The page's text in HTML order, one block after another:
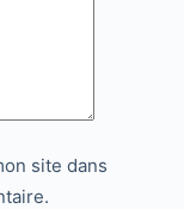
site dans